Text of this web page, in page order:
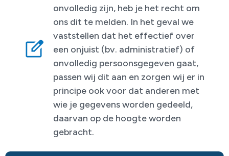
onvolledig zijn, heb je het recht om
ons dit te melden. In het geval we
vaststellen dat het effectief over
een onjuist (bv. administratief) of
onvolledig persoonsgegeven gaat,
passen wij dit aan en zorgen wij er in
principe ook voor dat anderen met
wie je gegevens worden gedeeld,
daarvan op de hoogte worden
gebracht.